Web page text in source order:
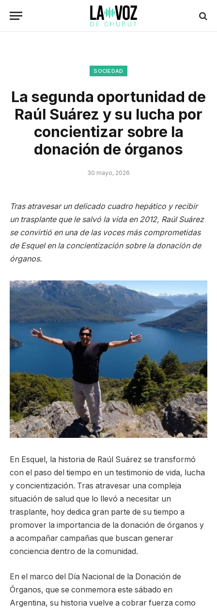
SOCIEDAD
La segunda oportunidad de
Raúl Suárez y su lucha por
concientizar sobre la
donación de órganos
30 mayo, 2026
Tras atravesar un delicado cuadro hepático y recibir
un trasplante que le salvó la vida en 2012, Raúl Suárez
se convirtió en una de las voces más comprometidas
de Esquel en la concientización sobre la donación de
órganos.
En Esquel, la historia de Raúl Suárez se transformó
con el paso del tiempo en un testimonio de vida, lucha
y concientización. Tras atravesar una compleja
situación de salud que lo llevó a necesitar un
trasplante, hoy dedica gran parte de su tiempo a
promover la importancia de la donación de órganos y
a acompañar campañas que buscan generar
conciencia dentro de la comunidad.
En el marco del Día Nacional de la Donación de
Órganos, que se conmemora este sábado en
Argentina, su historia vuelve a cobrar fuerza como